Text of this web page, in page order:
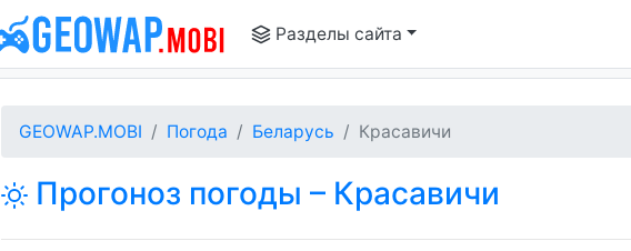
Разделы сайта
GEOWAP.MOBI Погода Беларусь Красавичи
Прогоноз погоды – Красавичи